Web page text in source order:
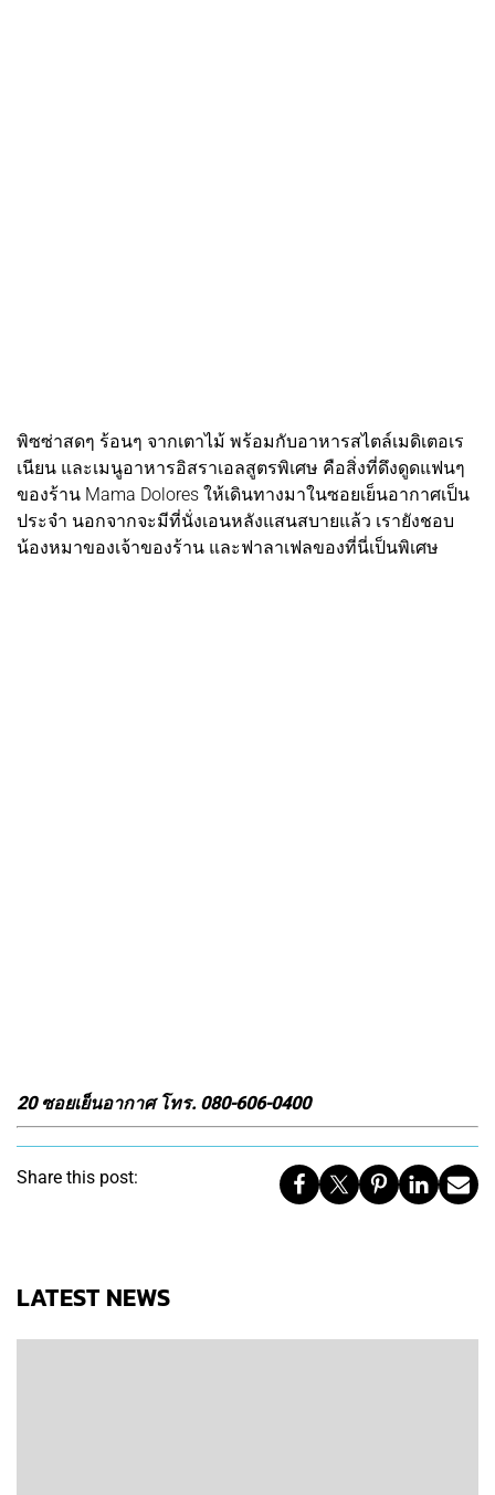
พิซซ่าสดๆ ร้อนๆ จากเตาไม้ พร้อมกับอาหารสไตล์เมดิเตอเร
เนียน และเมนูอาหารอิสราเอลสูตรพิเศษ คือสิ่งที่ดึงดูดแฟนๆ
ของร้าน Mama Dolores ให้เดินทางมาในซอยเย็นอากาศเป็น
ประจำ นอกจากจะมีที่นั่งเอนหลังแสนสบายแล้ว เรายังชอบ
น้องหมาของเจ้าของร้าน และฟาลาเฟลของที่นี่เป็นพิเศษ
20 ซอยเย็นอากาศ โทร. 080-606-0400
Share this post:
LATEST NEWS